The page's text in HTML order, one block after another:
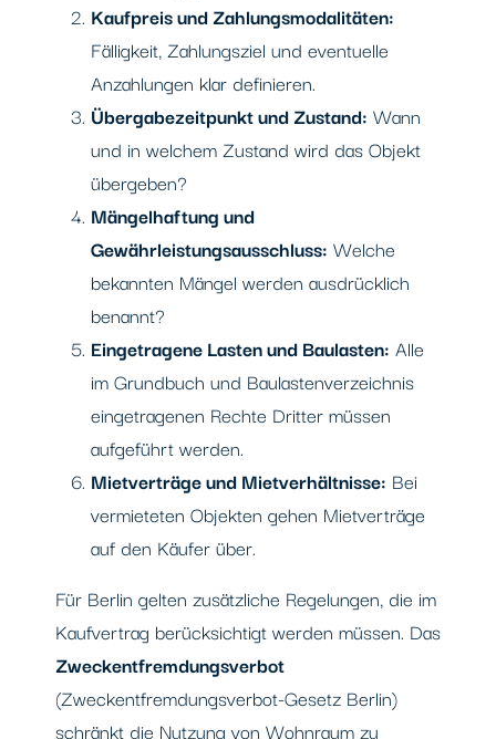
Kaufpreis und Zahlungsmodalitäten:
Fälligkeit, Zahlungsziel und eventuelle
Anzahlungen klar definieren.
Übergabezeitpunkt und Zustand: Wann
und in welchem Zustand wird das Objekt
übergeben?
Mängelhaftung und
Gewährleistungsausschluss: Welche
bekannten Mängel werden ausdrücklich
benannt?
Eingetragene Lasten und Baulasten: Alle
im Grundbuch und Baulastenverzeichnis
eingetragenen Rechte Dritter müssen
aufgeführt werden.
Mietverträge und Mietverhältnisse: Bei
vermieteten Objekten gehen Mietverträge
auf den Käufer über.
Für Berlin gelten zusätzliche Regelungen, die im
Kaufvertrag berücksichtigt werden müssen. Das
Zweckentfremdungsverbot
(Zweckentfremdungsverbot-Gesetz Berlin)
schränkt die Nutzung von Wohnraum zu